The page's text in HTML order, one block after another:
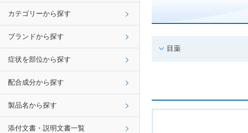
カテゴリーから探す
ブランドから探す
症状を部位から探す
配合成分から探す
製品名から探す
添付文書・説明文書一覧
目薬